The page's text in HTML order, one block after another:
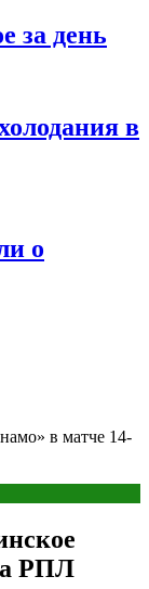
за день
в
о
в матче 14-
РПЛ